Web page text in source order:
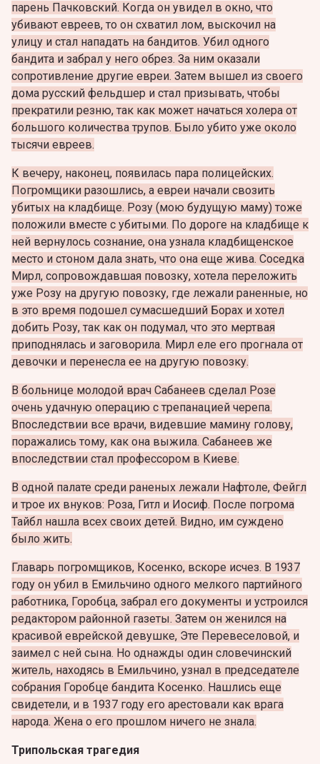
парень Пачковский. Когда он увидел в окно, что
убивают евреев, то он схватил лом, выскочил на
улицу и стал нападать на бандитов. Убил одного
бандита и забрал у него обрез. За ним оказали
сопротивление другие евреи. Затем вышел из своего
дома русский фельдшер и стал призывать, чтобы
прекратили резню, так как может начаться холера от
большого количества трупов. Было убито уже около
тысячи евреев.
К вечеру, наконец, появилась пара полицейских.
Погромщики разошлись, а евреи начали свозить
убитых на кладбище. Розу (мою будущую маму) тоже
положили вместе с убитыми. По дороге на кладбище к
ней вернулось сознание, она узнала кладбищенское
место и стоном дала знать, что она еще жива. Соседка
Мирл, сопровождавшая повозку, хотела переложить
уже Розу на другую повозку, где лежали раненные, но
в это время подошел сумасшедший Борах и хотел
добить Розу, так как он подумал, что это мертвая
приподнялась и заговорила. Мирл еле его прогнала от
девочки и перенесла ее на другую повозку.
В больнице молодой врач Сабанеев сделал Розе
очень удачную операцию с трепанацией черепа.
Впоследствии все врачи, видевшие мамину голову,
поражались тому, как она выжила. Сабанеев же
впоследствии стал профессором в Киеве.
В одной палате среди раненых лежали Нафтоле, Фейгл
и трое их внуков: Роза, Гитл и Иосиф. После погрома
Тайбл нашла всех своих детей. Видно, им суждено
было жить.
Главарь погромщиков, Косенко, вскоре исчез. В 1937
году он убил в Емильчино одного мелкого партийного
работника, Горобца, забрал его документы и устроился
редактором районной газеты. Затем он женился на
красивой еврейской девушке, Эте Перевеселовой, и
заимел с ней сына. Но однажды один словечинский
житель, находясь в Емильчино, узнал в председателе
собрания Горобце бандита Косенко. Нашлись еще
свидетели, и в 1937 году его арестовали как врага
народа. Жена о его прошлом ничего не знала.
Трипольская трагедия